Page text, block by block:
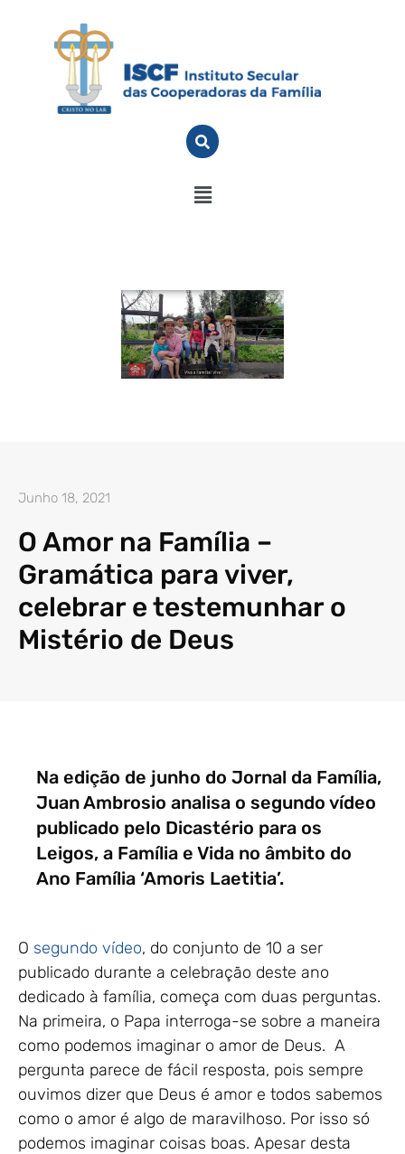
Junho 18, 2021
O Amor na Família –
Gramática para viver,
celebrar e testemunhar o
Mistério de Deus
Na edição de junho do Jornal da Família,
Juan Ambrosio analisa o segundo vídeo
publicado pelo Dicastério para os
Leigos, a Família e Vida no âmbito do
Ano Família ‘Amoris Laetitia’.
O segundo vídeo, do conjunto de 10 a ser
publicado durante a celebração deste ano
dedicado à família, começa com duas perguntas.
Na primeira, o Papa interroga-se sobre a maneira
como podemos imaginar o amor de Deus. A
pergunta parece de fácil resposta, pois sempre
ouvimos dizer que Deus é amor e todos sabemos
como o amor é algo de maravilhoso. Por isso só
podemos imaginar coisas boas. Apesar desta